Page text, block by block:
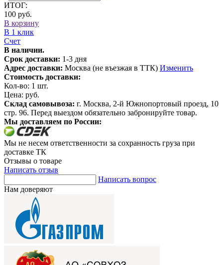
ИТОГ:
100 руб.
В корзину
В 1 клик
Счет
В наличии.
Срок доставки: 1-3 дня
Адрес доставки: Москва (не въезжая в ТТК) Изменить
Стоимость доставки:
Кол-во: 1 шт.
Цена: руб.
Склад самовывоза: г. Москва, 2-й Южнопортовый проезд, 10
стр. 96. Перед выездом обязательно забронируйте товар.
Мы доставляем по России:
Мы не несем ответственности за сохранность груза при
доставке ТК
Отзывы о товаре
Написать отзыв
Написать вопрос
Нам доверяют